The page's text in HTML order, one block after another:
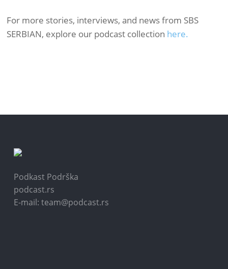
For more stories, interviews, and news from SBS
SERBIAN, explore our podcast collection here.
Podkast Podrška
podcast.rs
E-mail: team@podcast.rs